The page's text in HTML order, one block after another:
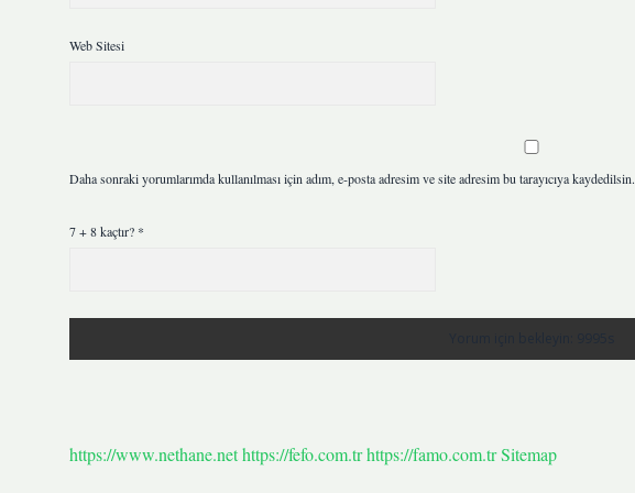
Web Sitesi
Daha sonraki yorumlarımda kullanılması için adım, e-posta adresim ve site adresim bu tarayıcıya kaydedilsin.
7 + 8 kaçtır? *
https://www.nethane.nethttps://fefo.com.trhttps://famo.com.trSitemap